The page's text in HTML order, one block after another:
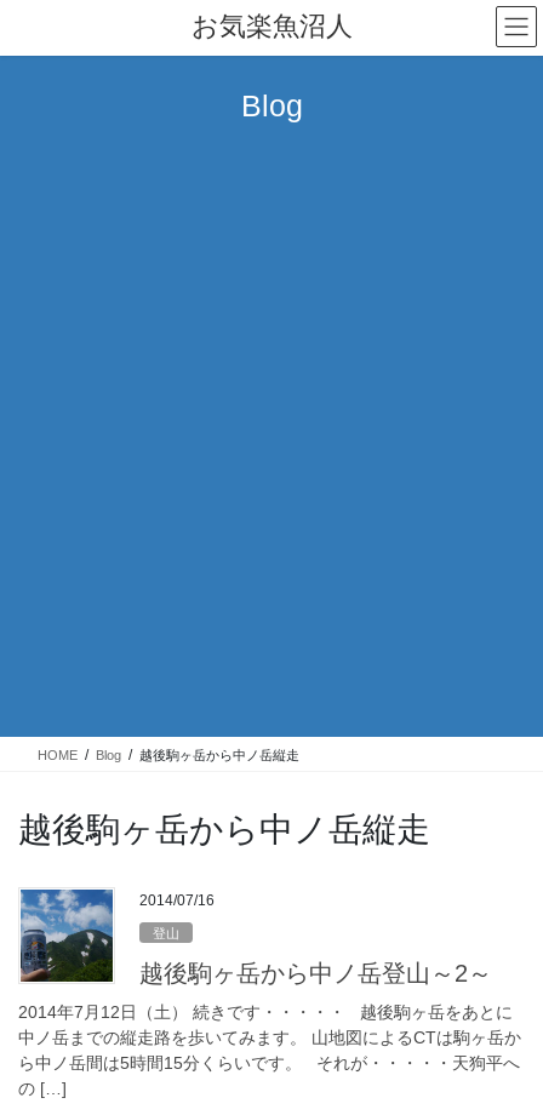
テ
ゲ
お気楽魚沼人
Blog
HOME Blog 越後駒ヶ岳から中ノ岳縦走
越後駒ヶ岳から中ノ岳縦走
2014/07/16
登山
越後駒ヶ岳から中ノ岳登山～2～
2014年7月12日（土） 続きです・・・・・ 越後駒ヶ岳をあとに
中ノ岳までの縦走路を歩いてみます。 山地図によるCTは駒ヶ岳か
ら中ノ岳間は5時間15分くらいです。 それが・・・・・天狗平へ
の […]